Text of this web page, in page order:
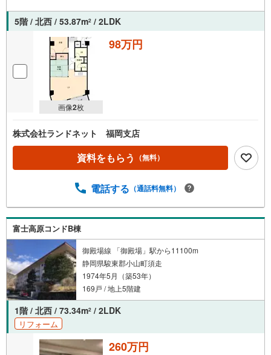
5階 / 北西 / 53.87m2 / 2LDK
画像2枚
98万円
株式会社ランドネット 福岡支店
資料をもらう （無料）
電話する （通話料無料）
富士高原コンドB棟
御殿場線 「御殿場」駅から11100m
静岡県駿東郡小山町須走
1974年5月（築53年）
169戸 / 地上5階建
1階 / 北西 / 73.34m2 / 2LDK
リフォーム
260万円